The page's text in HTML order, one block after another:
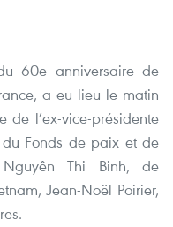
60e anniversaire de
a eu lieu le matin
l’ex-vice-présidente
Fonds de paix et de
Thi Binh, de
Jean-Noël Poirier,